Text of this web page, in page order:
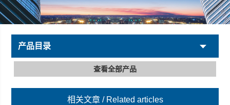
产品目录
查看全部产品
相关文章 / Related articles